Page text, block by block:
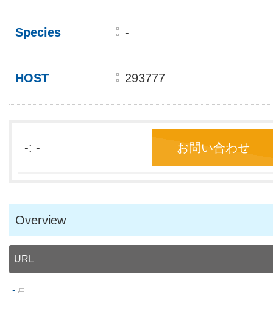
Species -
HOST 293777
-: - お問い合わせ
Overview
URL
-